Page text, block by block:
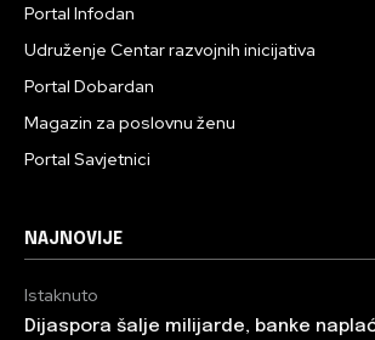
Portal Infodan
Udruženje Centar razvojnih inicijativa
Portal Dobardan
Magazin za poslovnu ženu
Portal Savjetnici
NAJNOVIJE
Istaknuto
Dijaspora šalje milijarde, banke